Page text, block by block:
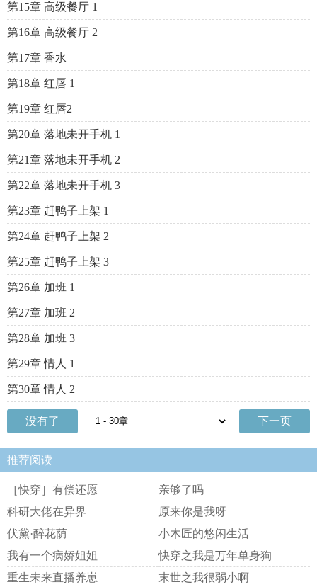
第15章 高级餐厅 1
第16章 高级餐厅 2
第17章 香水
第18章 红唇 1
第19章 红唇2
第20章 落地未开手机 1
第21章 落地未开手机 2
第22章 落地未开手机 3
第23章 赶鸭子上架 1
第24章 赶鸭子上架 2
第25章 赶鸭子上架 3
第26章 加班 1
第27章 加班 2
第28章 加班 3
第29章 情人 1
第30章 情人 2
没有了 下一页
推荐阅读
［快穿］有偿还愿
亲够了吗
科研大佬在异界
原来你是我呀
伏黛·醉花荫
小木匠的悠闲生活
我有一个病娇姐姐
快穿之我是万年单身狗
重生未来直播养崽
末世之我很弱小啊